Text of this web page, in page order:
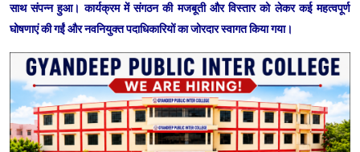
साथ संपन्न हुआ। कार्यक्रम में संगठन की मजबूती और विस्तार को लेकर कई महत्वपूर्ण
घोषणाएं की गईं और नवनियुक्त पदाधिकारियों का जोरदार स्वागत किया गया।